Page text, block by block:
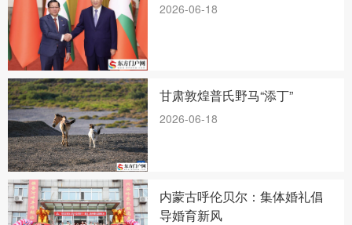
2026-06-18
甘肃敦煌普氏野马“添丁”
2026-06-18
内蒙古呼伦贝尔：集体婚礼倡
导婚育新风